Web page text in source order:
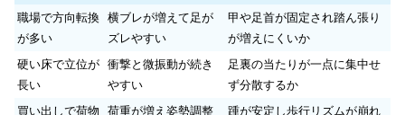
職場で方向転換
が多い
横ブレが増えて足が
ズレやすい
甲や足首が固定され踏ん張り
が増えにくいか
硬い床で立位が
長い
衝撃と微振動が続き
やすい
足裏の当たりが一点に集中せ
ず分散するか
買い出しで荷物
荷重が増え姿勢調整
踵が安定し歩行リズムが崩れ